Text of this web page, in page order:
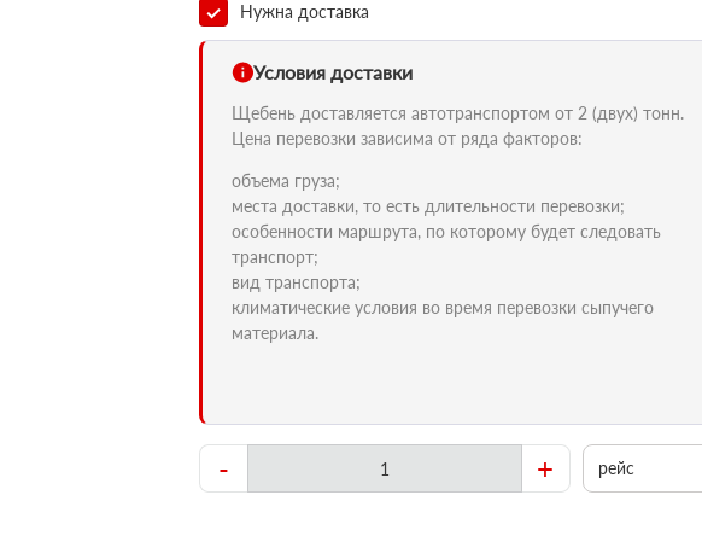
Нужна доставка
Условия доставки
Щебень доставляется автотранспортом от 2 (двух) тонн.
Цена перевозки зависима от ряда факторов:
объема груза;
места доставки, то есть длительности перевозки;
особенности маршрута, по которому будет следовать
транспорт;
вид транспорта;
климатические условия во время перевозки сыпучего
материала.
- + рейс